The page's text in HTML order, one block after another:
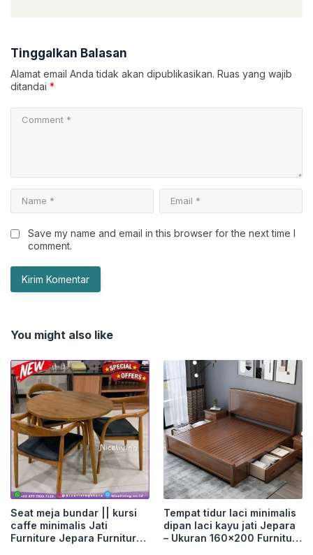
Tinggalkan Balasan
Alamat email Anda tidak akan dipublikasikan. Ruas yang wajib
ditandai *
Save my name and email in this browser for the next time I
comment.
You might also like
Seat meja bundar || kursi
caffe minimalis Jati
Furniture Jepara Furniture
Tempat tidur laci minimalis
dipan laci kayu jati Jepara
– Ukuran 160×200 Furniture